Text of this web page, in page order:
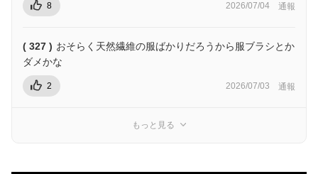
8 2026/07/04 通報
( 327 ) おそらく天然繊維の服ばかりだろうから服ブラシとか
ダメかな
2 2026/07/03 通報
もっと見る